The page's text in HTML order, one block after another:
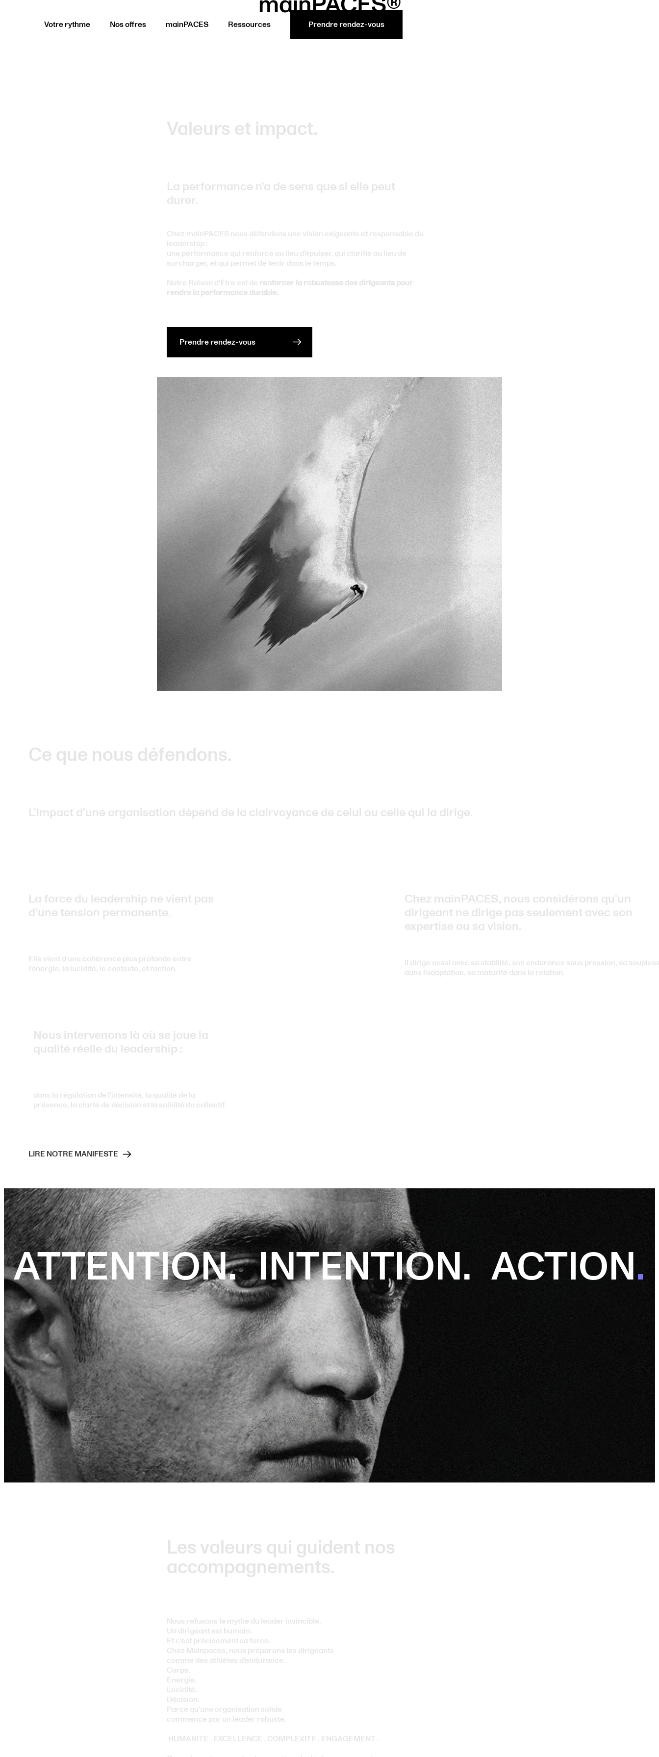
Votre rythme Nos offres mainPACES Ressources Prendre rendez-vous
Valeurs et impact.
La performance n'a de sens que si elle peut
durer.
Chez mainPACES nous défendons une vision exigeante et responsable du
leadership :
une performance qui renforce au lieu d'épuiser, qui clarifie au lieu de
surcharger, et qui permet de tenir dans le temps.
Notre Raison d'Être est de renforcer la robustesse des dirigeants pour
rendre la performance durable.
Prendre rendez-vous
Ce que nous défendons.
L'impact d'une organisation dépend de la clairvoyance de celui ou celle qui la dirige.
La force du leadership ne vient pas
d'une tension permanente.
Elle vient d'une cohérence plus profonde entre
l'énergie, la lucidité, le contexte, et l'action.
Chez mainPACES, nous considérons qu'un
dirigeant ne dirige pas seulement avec son
expertise ou sa vision.
Il dirige aussi avec sa stabilité, son endurance sous pression, sa
dans l'adaptation, sa maturité dans la relation.
Nous intervenons là où se joue la
qualité réelle du leadership :
dans la régulation de l'intensité, la qualité de la
présence, la clarté de décision et la solidité du collectif.
LIRE NOTRE MANIFESTE
ATTENTION. INTENTION. ACTION.
Les valeurs qui guident nos
accompagnements.
Nous refusons le mythe du leader invincible.
Un dirigeant est humain.
Et c'est précisement sa force.
Chez Mainpaces, nous préparons les dirigeants
comme des athlètes d'endurance.
Corps.
Energie.
Lucidité.
Décision.
Parce qu'une organisation solide
commence par un leader robuste.
HUMANITÉ . EXCELLENCE . COMPLEXITÉ . ENGAGEMENT .